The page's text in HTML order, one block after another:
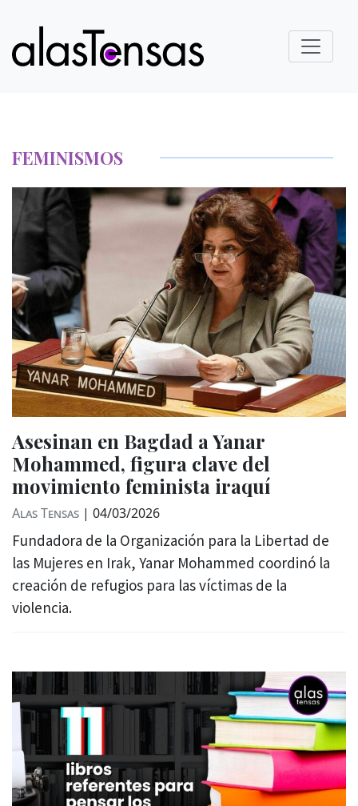
FEMINISMOS
Asesinan en Bagdad a Yanar
Mohammed, figura clave del
movimiento feminista iraquí
Alas Tensas | 04/03/2026
Fundadora de la Organización para la Libertad de
las Mujeres en Irak, Yanar Mohammed coordinó la
creación de refugios para las víctimas de la
violencia.